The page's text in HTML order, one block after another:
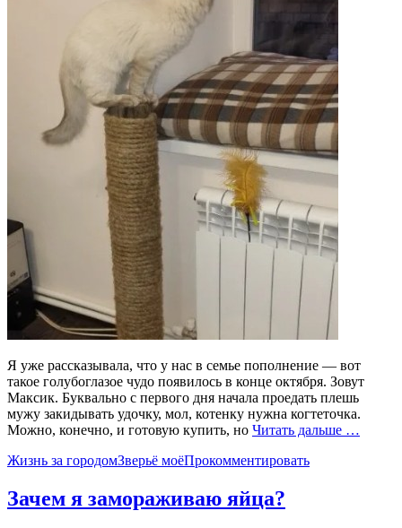
Я уже рассказывала, что у нас в семье пополнение — вот
такое голубоглазое чудо появилось в конце октября. Зовут
Максик. Буквально с первого дня начала проедать плешь
мужу закидывать удочку, мол, котенку нужна когтеточка.
Можно, конечно, и готовую купить, но Читать дальше …
Жизнь за городомЗверьё моёПрокомментировать
Зачем я замораживаю яйца?